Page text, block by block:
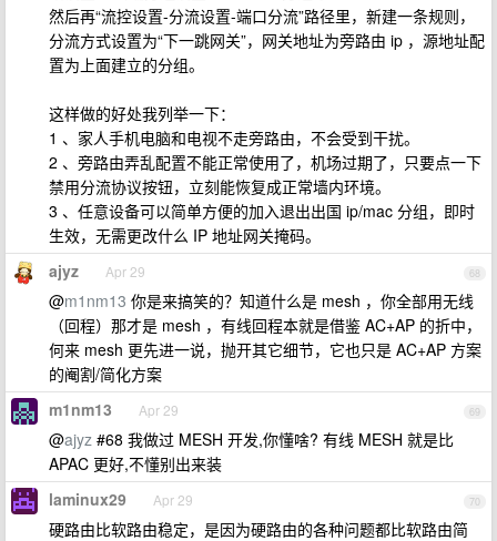
然后再“流控设置-分流设置-端口分流”路径里，新建一条规则，
分流方式设置为“下一跳网关”，网关地址为旁路由 ip ，源地址配
置为上面建立的分组。
这样做的好处我列举一下：
1 、家人手机电脑和电视不走旁路由，不会受到干扰。
2 、旁路由弄乱配置不能正常使用了，机场过期了，只要点一下
禁用分流协议按钮，立刻能恢复成正常墙内环境。
3 、任意设备可以简单方便的加入退出出国 ip/mac 分组，即时
生效，无需更改什么 IP 地址网关掩码。
68
ajyz Apr 29
@m1nm13 你是来搞笑的？知道什么是 mesh ，你全部用无线
（回程）那才是 mesh ，有线回程本就是借鉴 AC+AP 的折中，
何来 mesh 更先进一说，抛开其它细节，它也只是 AC+AP 方案
的阉割/简化方案
69
m1nm13 Apr 29
@ajyz #68 我做过 MESH 开发,你懂啥? 有线 MESH 就是比
APAC 更好,不懂别出来装
70
laminux29 Apr 29
硬路由比软路由稳定，是因为硬路由的各种问题都比软路由简